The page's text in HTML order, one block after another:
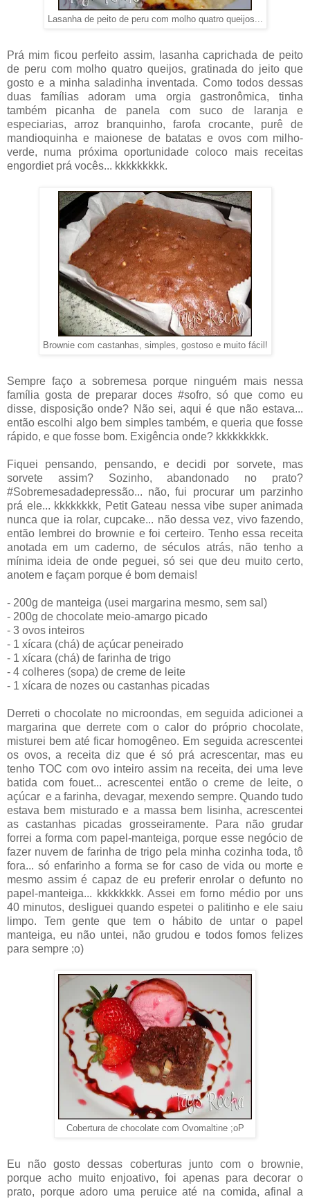
Lasanha de peito de peru com molho quatro queijos...
Prá mim ficou perfeito assim, lasanha caprichada de peito
de peru com molho quatro queijos, gratinada do jeito que
gosto e a minha saladinha inventada. Como todos dessas
duas famílias adoram uma orgia gastronômica, tinha
também picanha de panela com suco de laranja e
especiarias, arroz branquinho, farofa crocante, purê de
mandioquinha e maionese de batatas e ovos com milho-
verde, numa próxima oportunidade coloco mais receitas
engordiet prá vocês... kkkkkkkkk.
Brownie com castanhas, simples, gostoso e muito fácil!
Sempre faço a sobremesa porque ninguém mais nessa
família gosta de preparar doces #sofro, só que como eu
disse, disposição onde? Não sei, aqui é que não estava...
então escolhi algo bem simples também, e queria que fosse
rápido, e que fosse bom. Exigência onde? kkkkkkkkk.
Fiquei pensando, pensando, e decidi por sorvete, mas
sorvete assim? Sozinho, abandonado no prato?
#Sobremesadadepressão... não, fui procurar um parzinho
prá ele... kkkkkkkk, Petit Gateau nessa vibe super animada
nunca que ia rolar, cupcake... não dessa vez, vivo fazendo,
então lembrei do brownie e foi certeiro. Tenho essa receita
anotada em um caderno, de séculos atrás, não tenho a
mínima ideia de onde peguei, só sei que deu muito certo,
anotem e façam porque é bom demais!
- 200g de manteiga (usei margarina mesmo, sem sal)
- 200g de chocolate meio-amargo picado
- 3 ovos inteiros
- 1 xícara (chá) de açúcar peneirado
- 1 xícara (chá) de farinha de trigo
- 4 colheres (sopa) de creme de leite
- 1 xícara de nozes ou castanhas picadas
Derreti o chocolate no microondas, em seguida adicionei a
margarina que derrete com o calor do próprio chocolate,
misturei bem até ficar homogêneo. Em seguida acrescentei
os ovos, a receita diz que é só prá acrescentar, mas eu
tenho TOC com ovo inteiro assim na receita, dei uma leve
batida com fouet... acrescentei então o creme de leite, o
açúcar e a farinha, devagar, mexendo sempre. Quando tudo
estava bem misturado e a massa bem lisinha, acrescentei
as castanhas picadas grosseiramente. Para não grudar
forrei a forma com papel-manteiga, porque esse negócio de
fazer nuvem de farinha de trigo pela minha cozinha toda, tô
fora... só enfarinho a forma se for caso de vida ou morte e
mesmo assim é capaz de eu preferir enrolar o defunto no
papel-manteiga... kkkkkkkk. Assei em forno médio por uns
40 minutos, desliguei quando espetei o palitinho e ele saiu
limpo. Tem gente que tem o hábito de untar o papel
manteiga, eu não untei, não grudou e todos fomos felizes
para sempre ;o)
Cobertura de chocolate com Ovomaltine ;oP
Eu não gosto dessas coberturas junto com o brownie,
porque acho muito enjoativo, foi apenas para decorar o
prato, porque adoro uma peruice até na comida, afinal a